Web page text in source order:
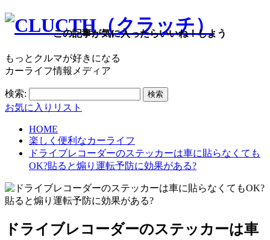
もっとクルマが好きになる
カーライフ情報メディア
検索:
お気に入りリスト
HOME
楽しく便利なカーライフ
ドライブレコーダーのステッカーは車に貼らなくても
OK?貼ると煽り運転予防に効果がある?
ドライブレコーダーのステッカーは車
この記事が気に入ったらいいね！しよう